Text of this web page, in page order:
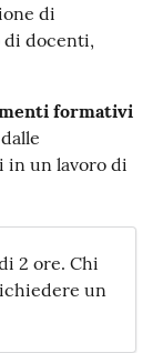
di
di docenti,
formativi
in un lavoro di
2 ore. Chi
un